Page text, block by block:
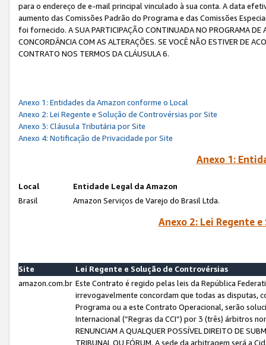
para o endereço de e-mail principal vinculado à sua conta. A data
aumento das Comissões Padrão do Programa e das Comissões
foi fornecido. A SUA PARTICIPAÇÃO CONTINUADA NO PROGRAMA DE
CONCORDÂNCIA COM AS ALTERAÇÕES. SE VOCÊ NÃO ESTIVER DE
CONTRATO NOS TERMOS DA CLÁUSULA 6.
Anexo 1: Entidades da Amazon conforme o Local
Anexo 2: Lei Regente e Solução de Controvérsias por Site
Anexo 3: Cláusula Tributária por Site
Anexo 4: Notificação de Privacidade por Site
Anexo 1:
Local
Entidade Legal da Amazon
Brasil
Amazon Serviços de Varejo do Brasil Ltda.
Anexo 2: Lei Regente
Site
Lei Regente e Solução de Controvérsias
amazon.com.br Este Contrato é regido pelas leis da República
irrevogavelmente concordam que todas as disputas,
Programa ou a este Contrato Operacional, serão
Internacional (“Regras da CCI”) por 3 (três) árbitros
RENUNCIAM A QUALQUER POSSÍVEL DIREITO DE
TRIBUNAL OU FÓRUM. A sede da arbitragem será a